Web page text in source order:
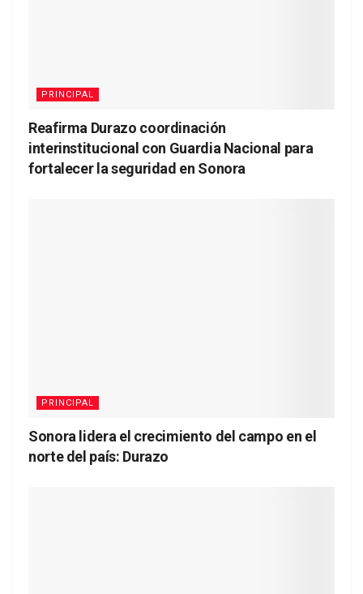
PRINCIPAL
Reafirma Durazo coordinación
interinstitucional con Guardia Nacional para
fortalecer la seguridad en Sonora
PRINCIPAL
Sonora lidera el crecimiento del campo en el
norte del país: Durazo